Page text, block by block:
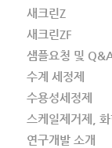
새크린Z
새크린ZF
샘플요청 및
수계 세정제
수용성세정제
스케일제거제, 화
연구개발 소개